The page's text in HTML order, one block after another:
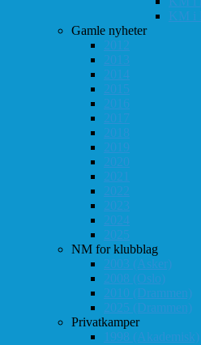
KM i
Gamle nyheter
2012
2013
2014
2015
2016
2017
2018
2019
2020
2021
2022
2023
2024
2025
NM for klubblag
2003 (Asker)
2008 (Oslo)
2010 (Drammen)
2025 (Drammen)
Privatkamper
1998 (Akademisk)